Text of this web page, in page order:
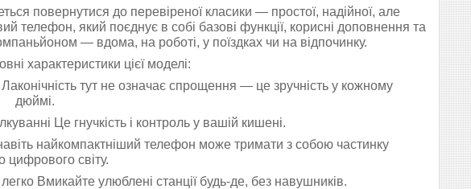
повернутися до перевіреної класики — простої, надійної, але
який поєднує в собі базові функції, корисні доповнення та
— вдома, на роботі, у поїздках чи на відпочинку.
характеристики цієї моделі:
тут не означає спрощення — це зручність у кожному
дюймі.
Це гнучкість і контроль у вашій кишені.
найкомпактніший телефон може тримати з собою частинку
цифрового світу.
Вмикайте улюблені станції будь-де, без навушників.